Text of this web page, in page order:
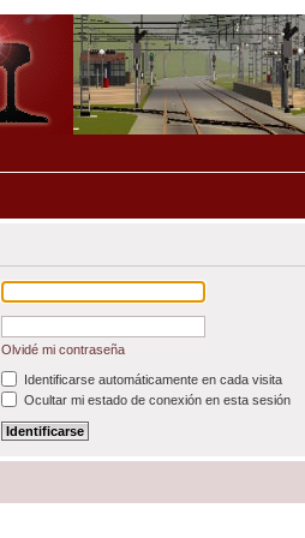
Olvidé mi contraseña
Identificarse automáticamente en cada visita
Ocultar mi estado de conexión en esta sesión